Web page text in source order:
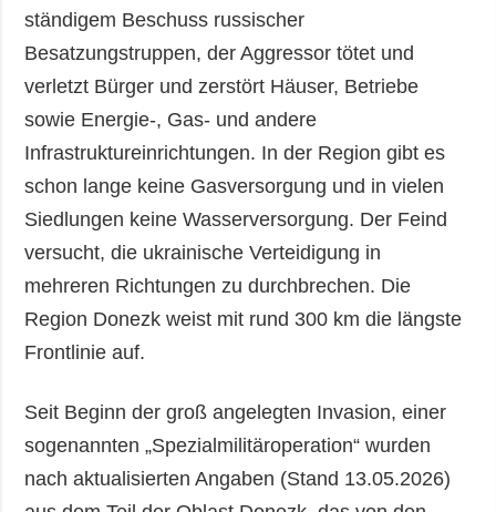
ständigem Beschuss russischer
Besatzungstruppen, der Aggressor tötet und
verletzt Bürger und zerstört Häuser, Betriebe
sowie Energie-, Gas- und andere
Infrastruktureinrichtungen. In der Region gibt es
schon lange keine Gasversorgung und in vielen
Siedlungen keine Wasserversorgung. Der Feind
versucht, die ukrainische Verteidigung in
mehreren Richtungen zu durchbrechen. Die
Region Donezk weist mit rund 300 km die längste
Frontlinie auf.
Seit Beginn der groß angelegten Invasion, einer
sogenannten „Spezialmilitäroperation“ wurden
nach aktualisierten Angaben (Stand 13.05.2026)